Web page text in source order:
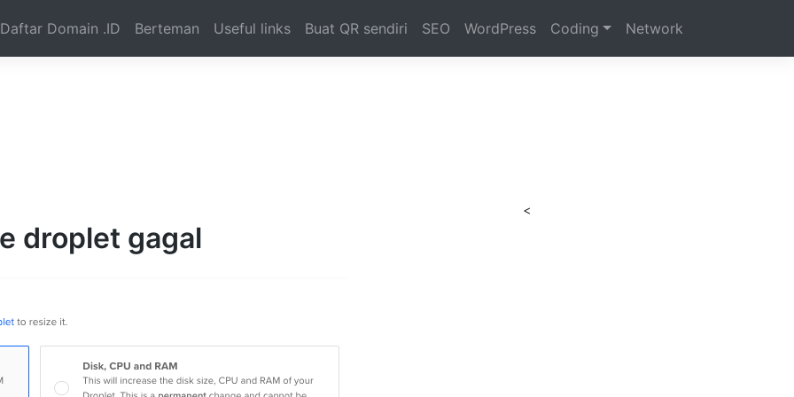
Daftar Domain .ID Berteman Useful links Buat QR sendiri SEO WordPress Coding Network
droplet gagal
<